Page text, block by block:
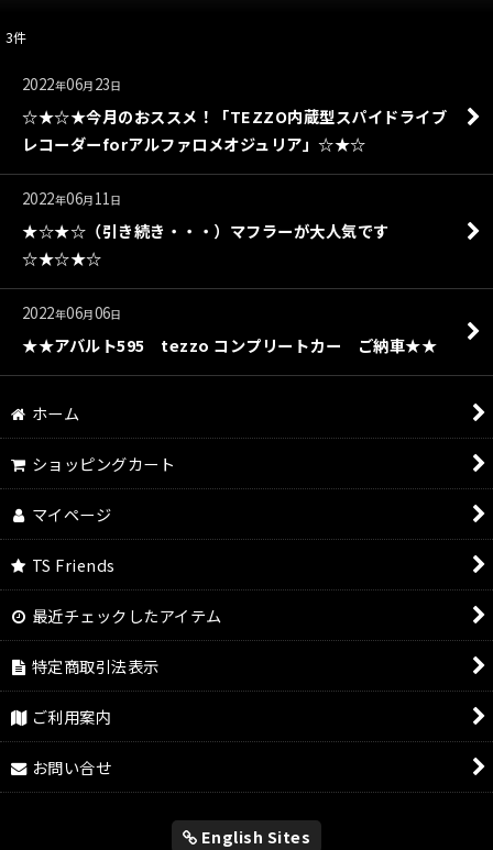
3件
2022年06月 23日
☆★☆★今月のおススメ！「TEZZO内蔵型スパイドライブ
レコーダーforアルファロメオジュリア」☆★☆
2022年06月 11日
★☆★☆（引き続き・・・）マフラーが大人気です
☆★☆★☆
2022年06月06日
★★アバルト595 tezzo コンプリートカー ご納車★★
ホーム
ショッピングカート
マイページ
TS Friends
最近チェックしたアイテム
特定商取引法表示
ご利用案内
お問い合せ
English Sites